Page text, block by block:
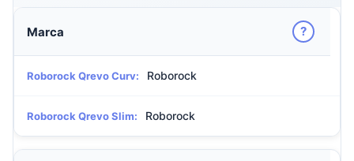
Marca ?
Roborock Qrevo Curv: Roborock
Roborock Qrevo Slim: Roborock